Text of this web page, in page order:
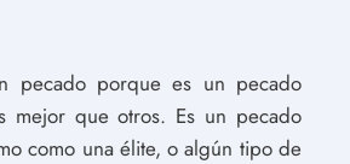
pecado porque es un pecado
mejor que otros. Es un pecado
como una élite, o algún tipo de